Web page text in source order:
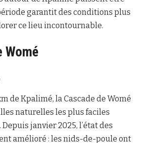
garantit des conditions plus
ce lieu incontournable.
Womé
de Kpalimé, la Cascade de Womé
naturelles les plus faciles
Depuis janvier 2025, l’état des
amélioré : les nids-de-poule ont